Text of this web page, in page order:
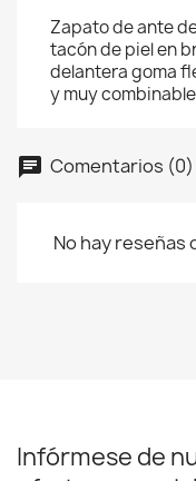
Zapato de ante
tacón de piel en
delantera goma
y muy
Comentarios (0)
No hay reseñas
Infórmese de